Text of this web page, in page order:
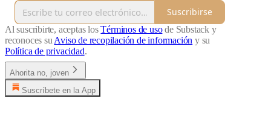
Suscribirse
Al suscribirte, aceptas losTérminos de usode Substack y
reconoces su Aviso de recopilación de información y su
Política de privacidad.
Ahorita no, joven
Suscríbete en la App